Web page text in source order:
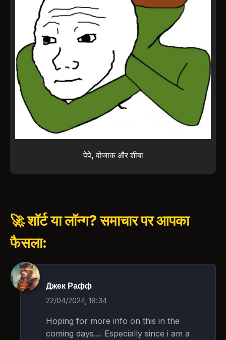
पेपे, वोजाक और शीबा
🚀 शॉर्ट या लॉन्ग? समाचार पर आपका
फैसला:
Джек Рафф
22/04/2024, 18:34
Hoping for more info on this in the
coming days.... Especially since i am a